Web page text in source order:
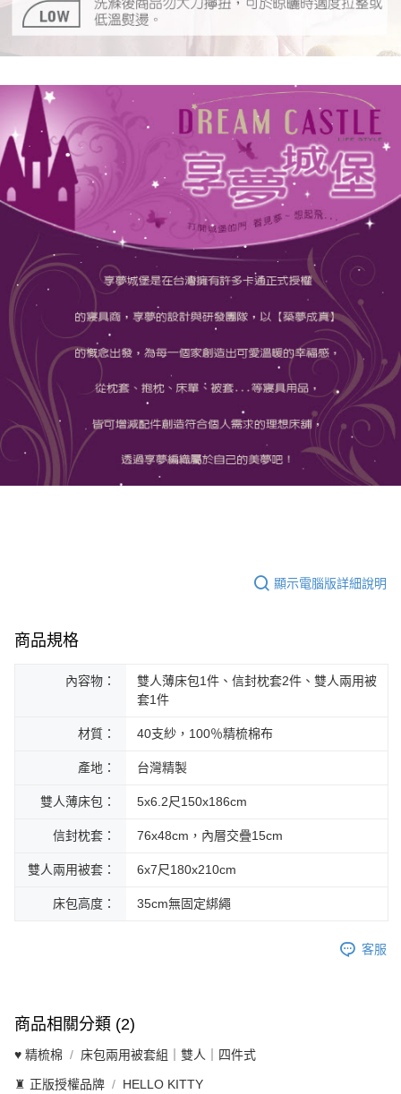
顯示電腦版詳細說明
商品規格
內容物：
雙人薄床包1件、信封枕套2件、雙人兩用被
套1件
材質： 40支紗，100％精梳棉布
產地： 台灣精製
雙人薄床包： 5x6.2尺150x186cm
信封枕套： 76x48cm，內層交疊15cm
雙人兩用被套： 6x7尺180x210cm
床包高度： 35cm無固定綁繩
客服
商品相關分類 (2)
♥ 精梳棉 床包兩用被套組｜雙人｜四件式
♜ 正版授權品牌 HELLO KITTY